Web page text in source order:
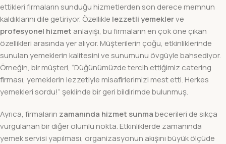
ettikleri firmaların sunduğu hizmetlerden son derece memnun
kaldıklarını dile getiriyor. Özellikle lezzetli yemeklerve
profesyonel hizmet anlayışı, bu firmaların en çok öne çıkan
özellikleri arasında yer alıyor. Müşterilerin çoğu, etkinliklerinde
sunulan yemeklerin kalitesini ve sunumunu övgüyle bahsediyor.
Örneğin, bir müşteri, “Düğünümüzde tercih ettiğimiz catering
firması, yemeklerin lezzetiyle misafirlerimizi mest etti. Herkes
yemekleri sordu!” şeklinde bir geri bildirimde bulunmuş.
Ayrıca, firmaların zamanında hizmet sunmabecerileri de sıkça
vurgulanan bir diğer olumlu nokta. Etkinliklerde zamanında
yemek servisi yapılması, organizasyonun akışını büyük ölçüde